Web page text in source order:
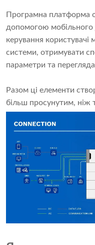
Програмна платформа
допомогою мобільного
керування
системи, отримувати
параметри та
Разом ці елементи
більш просунутим, ніж